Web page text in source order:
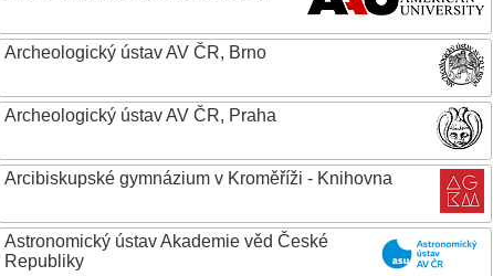
Archeologický ústav AV ČR, Brno
Archeologický ústav AV ČR, Praha
Arcibiskupské gymnázium v Kroměříži - Knihovna
Astronomický ústav Akademie věd České
Republiky